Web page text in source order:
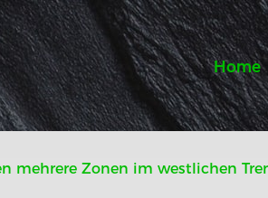
Home
mehrere Zonen im westlichen